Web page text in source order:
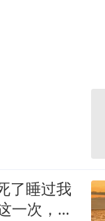
了睡过我
一次，他